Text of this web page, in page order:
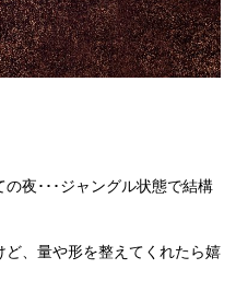
の夜･･･ジャングル状態で結構
ど、量や形を整えてくれたら嬉